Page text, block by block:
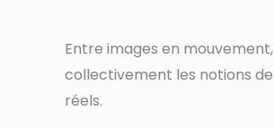
Entre images en
collectivement les notions
réels.